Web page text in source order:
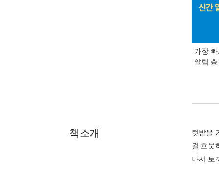
가장
알림
책소개
텃밭을
걸 흐뭇
나서 토